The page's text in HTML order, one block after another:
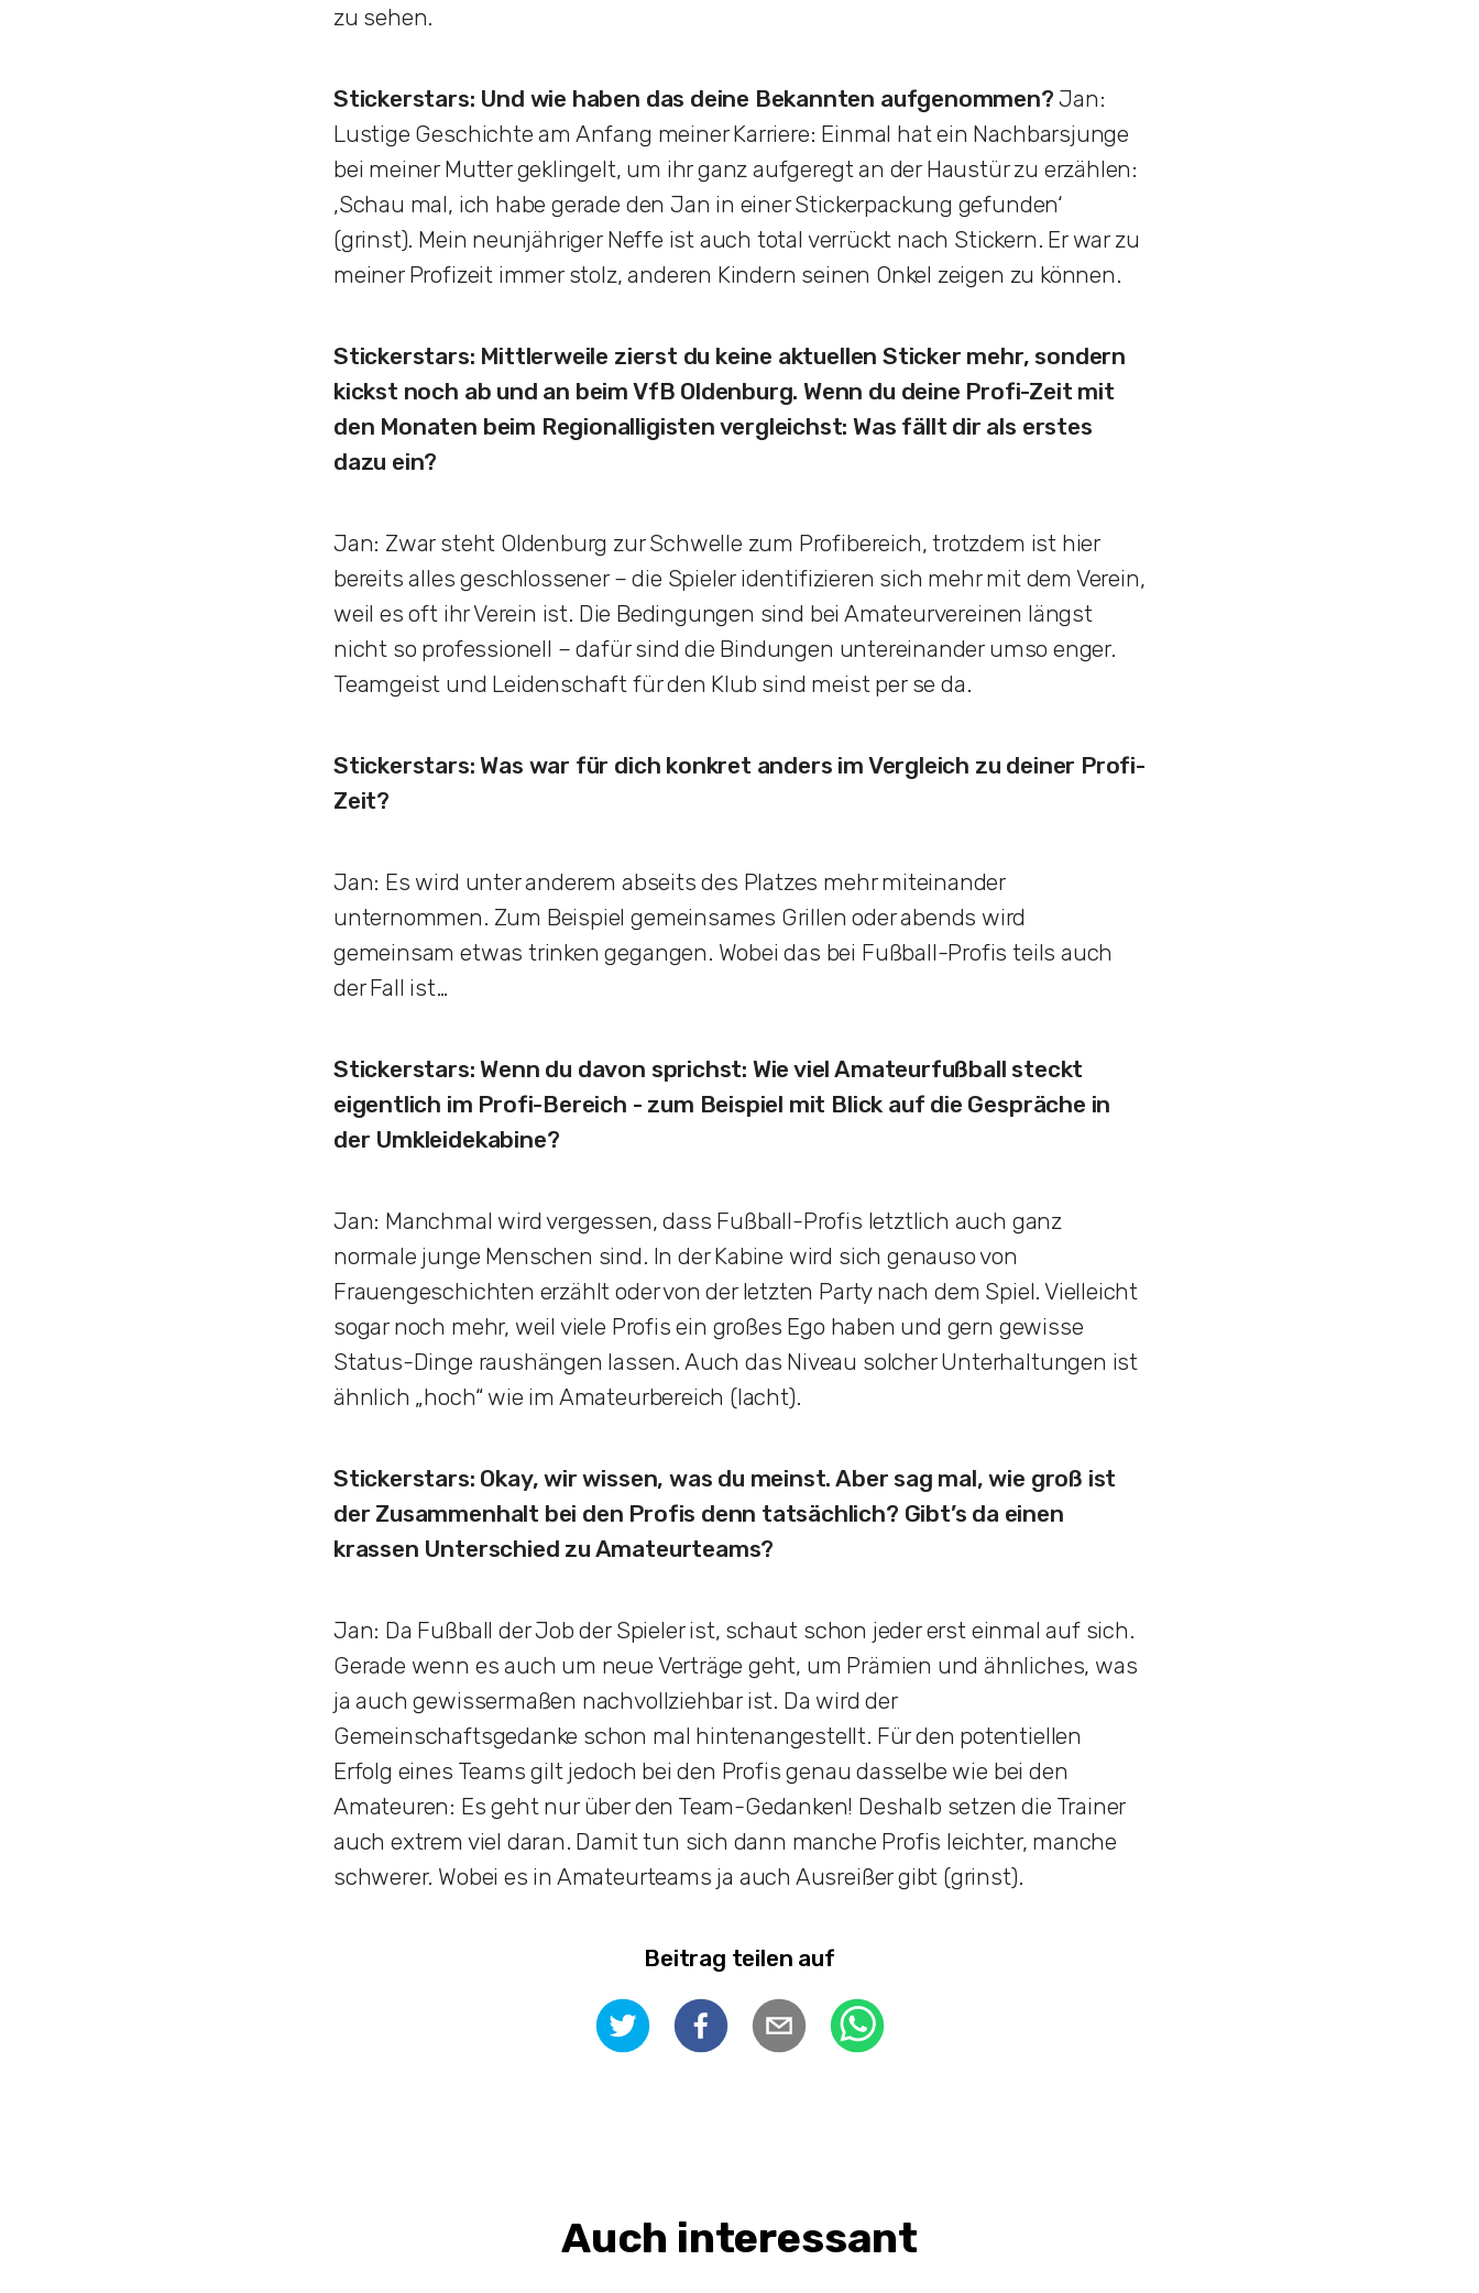
zu sehen.
Stickerstars: Und wie haben das deine Bekannten aufgenommen? Jan:
Lustige Geschichte am Anfang meiner Karriere: Einmal hat ein Nachbarsjunge
bei meiner Mutter geklingelt, um ihr ganz aufgeregt an der Haustür zu erzählen:
‚Schau mal, ich habe gerade den Jan in einer Stickerpackung gefunden‘
(grinst). Mein neunjähriger Neffe ist auch total verrückt nach Stickern. Er war zu
meiner Profizeit immer stolz, anderen Kindern seinen Onkel zeigen zu können.
Stickerstars: Mittlerweile zierst du keine aktuellen Sticker mehr, sondern
kickst noch ab und an beim VfB Oldenburg. Wenn du deine Profi-Zeit mit
den Monaten beim Regionalligisten vergleichst: Was fällt dir als erstes
dazu ein?
Jan: Zwar steht Oldenburg zur Schwelle zum Profibereich, trotzdem ist hier
bereits alles geschlossener – die Spieler identifizieren sich mehr mit dem Verein,
weil es oft ihr Verein ist. Die Bedingungen sind bei Amateurvereinen längst
nicht so professionell – dafür sind die Bindungen untereinander umso enger.
Teamgeist und Leidenschaft für den Klub sind meist per se da.
Stickerstars: Was war für dich konkret anders im Vergleich zu deiner Profi-
Zeit?
Jan: Es wird unter anderem abseits des Platzes mehr miteinander
unternommen. Zum Beispiel gemeinsames Grillen oder abends wird
gemeinsam etwas trinken gegangen. Wobei das bei Fußball-Profis teils auch
der Fall ist…
Stickerstars: Wenn du davon sprichst: Wie viel Amateurfußball steckt
eigentlich im Profi-Bereich - zum Beispiel mit Blick auf die Gespräche in
der Umkleidekabine?
Jan: Manchmal wird vergessen, dass Fußball-Profis letztlich auch ganz
normale junge Menschen sind. In der Kabine wird sich genauso von
Frauengeschichten erzählt oder von der letzten Party nach dem Spiel. Vielleicht
sogar noch mehr, weil viele Profis ein großes Ego haben und gern gewisse
Status-Dinge raushängen lassen. Auch das Niveau solcher Unterhaltungen ist
ähnlich „hoch“ wie im Amateurbereich (lacht).
Stickerstars: Okay, wir wissen, was du meinst. Aber sag mal, wie groß ist
der Zusammenhalt bei den Profis denn tatsächlich? Gibt’s da einen
krassen Unterschied zu Amateurteams?
Jan: Da Fußball der Job der Spieler ist, schaut schon jeder erst einmal auf sich.
Gerade wenn es auch um neue Verträge geht, um Prämien und ähnliches, was
ja auch gewissermaßen nachvollziehbar ist. Da wird der
Gemeinschaftsgedanke schon mal hintenangestellt. Für den potentiellen
Erfolg eines Teams gilt jedoch bei den Profis genau dasselbe wie bei den
Amateuren: Es geht nur über den Team-Gedanken! Deshalb setzen die Trainer
auch extrem viel daran. Damit tun sich dann manche Profis leichter, manche
schwerer. Wobei es in Amateurteams ja auch Ausreißer gibt (grinst).
Beitrag teilen auf
Auch interessant